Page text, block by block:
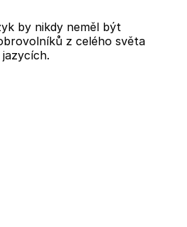
by nikdy neměl být
z celého světa